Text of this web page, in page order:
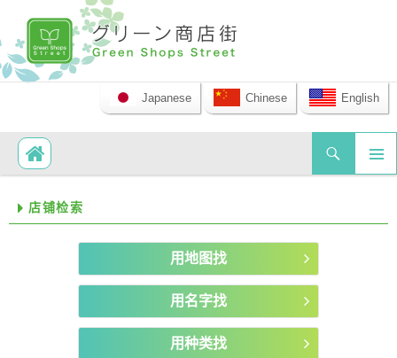
Japanese Chinese English
Search
SKIP TO CONTENT
店铺检索
用地图找
用名字找
用种类找